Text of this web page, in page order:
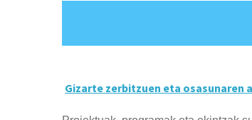
Gizarte zerbitzuen eta osasunaren